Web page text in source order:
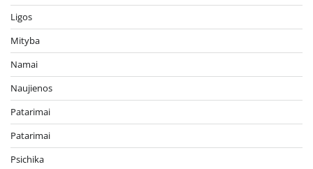
Ligos
Mityba
Namai
Naujienos
Patarimai
Patarimai
Psichika